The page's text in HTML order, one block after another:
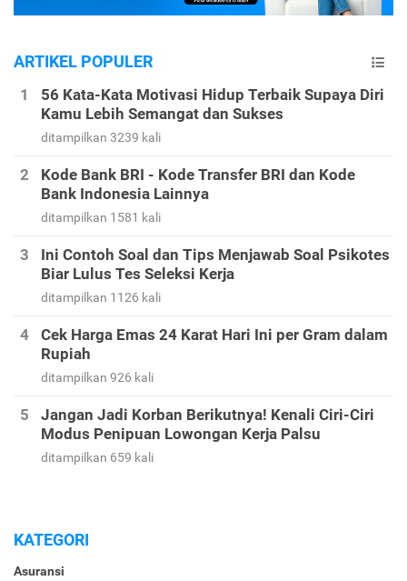
ARTIKEL POPULER
56 Kata-Kata Motivasi Hidup Terbaik Supaya Diri
Kamu Lebih Semangat dan Sukses
ditampilkan 3239 kali
Kode Bank BRI - Kode Transfer BRI dan Kode
Bank Indonesia Lainnya
ditampilkan 1581 kali
Ini Contoh Soal dan Tips Menjawab Soal Psikotes
Biar Lulus Tes Seleksi Kerja
ditampilkan 1126 kali
Cek Harga Emas 24 Karat Hari Ini per Gram dalam
Rupiah
ditampilkan 926 kali
Jangan Jadi Korban Berikutnya! Kenali Ciri-Ciri
Modus Penipuan Lowongan Kerja Palsu
ditampilkan 659 kali
KATEGORI
Asuransi